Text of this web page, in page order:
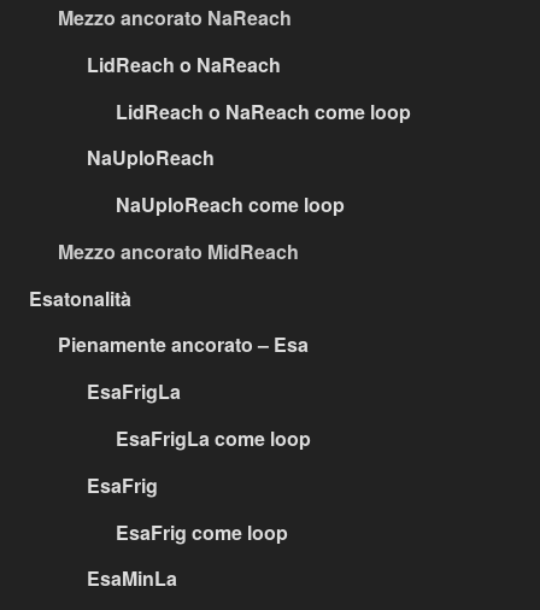
Mezzo ancorato NaReach
LidReach o NaReach
LidReach o NaReach come loop
NaUploReach
NaUploReach come loop
Mezzo ancorato MidReach
Esatonalità
Pienamente ancorato – Esa
EsaFrigLa
EsaFrigLa come loop
EsaFrig
EsaFrig come loop
EsaMinLa